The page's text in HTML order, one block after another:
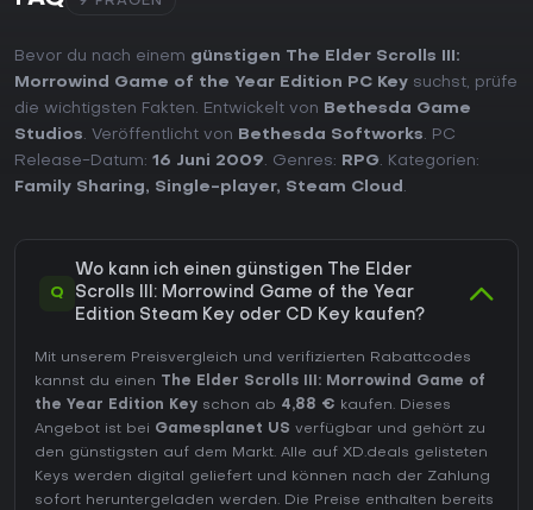
Bevor du nach einem günstigen The Elder Scrolls III:
Morrowind Game of the Year Edition PC Key suchst, prüfe
die wichtigsten Fakten. Entwickelt von
Bethesda Game
Studios. Veröffentlicht von Bethesda Softworks. PC
Release-Datum: 16 Juni 2009. Genres: RPG. Kategorien:
Family Sharing, Single-player, Steam Cloud .
Q
Wo kann ich einen günstigen The Elder
Scrolls III: Morrowind Game of the Year
Edition Steam Key oder CD Key kaufen?
Mit unserem Preisvergleich und verifizierten Rabattcodes
kannst du einen
The Elder Scrolls III: Morrowind Game of
the Year Edition Key schon ab 4,88 € kaufen. Dieses
Angebot ist bei Gamesplanet US verfügbar und gehört zu
den günstigsten auf dem Markt. Alle auf XD.deals gelisteten
Keys werden digital geliefert und können nach der Zahlung
sofort heruntergeladen werden. Die Preise enthalten bereits